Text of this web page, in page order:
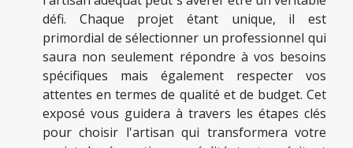
défi. Chaque projet étant unique, il est
primordial de sélectionner un professionnel qui
saura non seulement répondre à vos besoins
spécifiques mais également respecter vos
attentes en termes de qualité et de budget. Cet
exposé vous guidera à travers les étapes clés
pour choisir l'artisan qui transformera votre